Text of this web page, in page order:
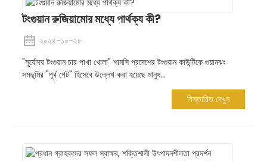
টংগুয়ান রুজিয়ামোর মধ্যে পার্থক্য কী?
২০২৪-১০-২৮
"সূর্যোদয় টংগুয়ান চার পাখা খোলা" শানসি প্রদেশের টংগুয়ান কাউন্টিকে গুয়ানঝং
সমভূমির "পূর্ব গেট" হিসেবে উল্লেখ করা হয়েছে মানুষ...
বিস্তারিত দেখুন